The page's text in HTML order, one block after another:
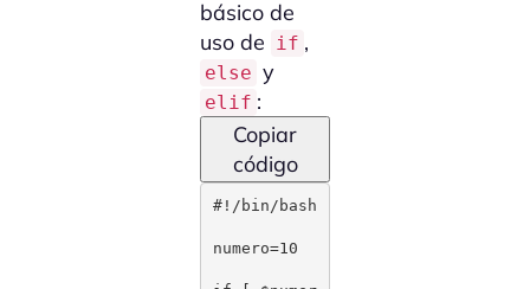
básico de
uso de if ,
else y
elif :
Copiar
código
#!/bin/bash
numero=10